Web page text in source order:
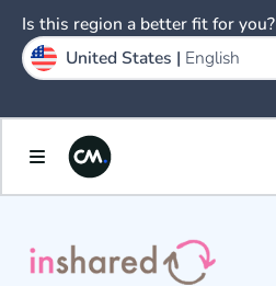
Is this region a better fit for you?
United States | English